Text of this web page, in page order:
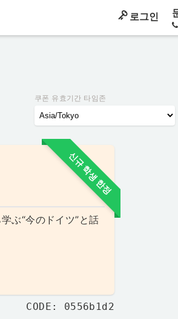
로그인
쿠폰 유효기간 타임존
신규 학생 한정
ぶ“今のドイツ”と話
CODE: 0556b1d2